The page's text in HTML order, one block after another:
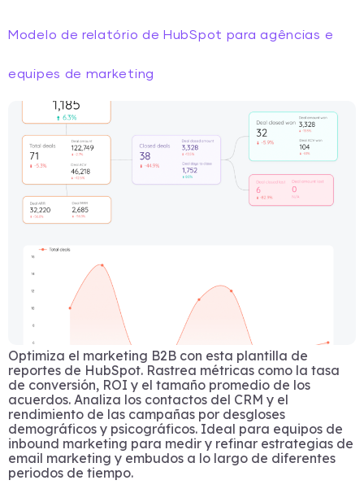
Modelo de relatório de HubSpot para agências e
equipes de marketing
Optimiza el marketing B2B con esta plantilla de
reportes de HubSpot. Rastrea métricas como la tasa
de conversión, ROI y el tamaño promedio de los
acuerdos. Analiza los contactos del CRM y el
rendimiento de las campañas por desgloses
demográficos y psicográficos. Ideal para equipos de
inbound marketing para medir y refinar estrategias de
email marketing y embudos a lo largo de diferentes
periodos de tiempo.